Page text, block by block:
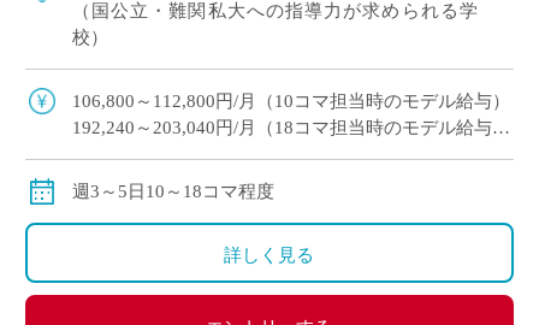
（国公立・難関私大への指導力が求められる学
校）
106,800～112,800円/月（10コマ担当時のモデル給与）
192,240～203,040円/月（18コマ担当時のモデル給与）
保険等：労災保険
週3～5日10～18コマ程度
詳しく見る